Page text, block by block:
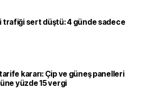
trafiği sert düştü: 4 günde sadece
kararı: Çip ve güneş panelleri
yüzde 15 vergi